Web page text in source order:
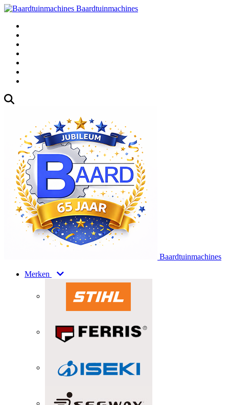
Baardtuinmachines
Baardtuinmachines
Merken